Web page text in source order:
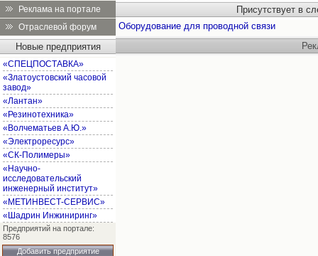
Реклама на портале
Отраслевой форум
Новые предприятия
«СПЕЦПОСТАВКА»
«Златоустовский часовой
завод»
«Лантан»
«Резинотехника»
«Волчематьев А.Ю.»
«Электроресурс»
«СК-Полимеры»
«Научно-
исследовательский
инженерный институт»
«МЕТИНВЕСТ-СЕРВИС»
«Шадрин Инжиниринг»
Предприятий на портале:
8576
Добавить предприятие
Присутствует в
Оборудование для проводной связи